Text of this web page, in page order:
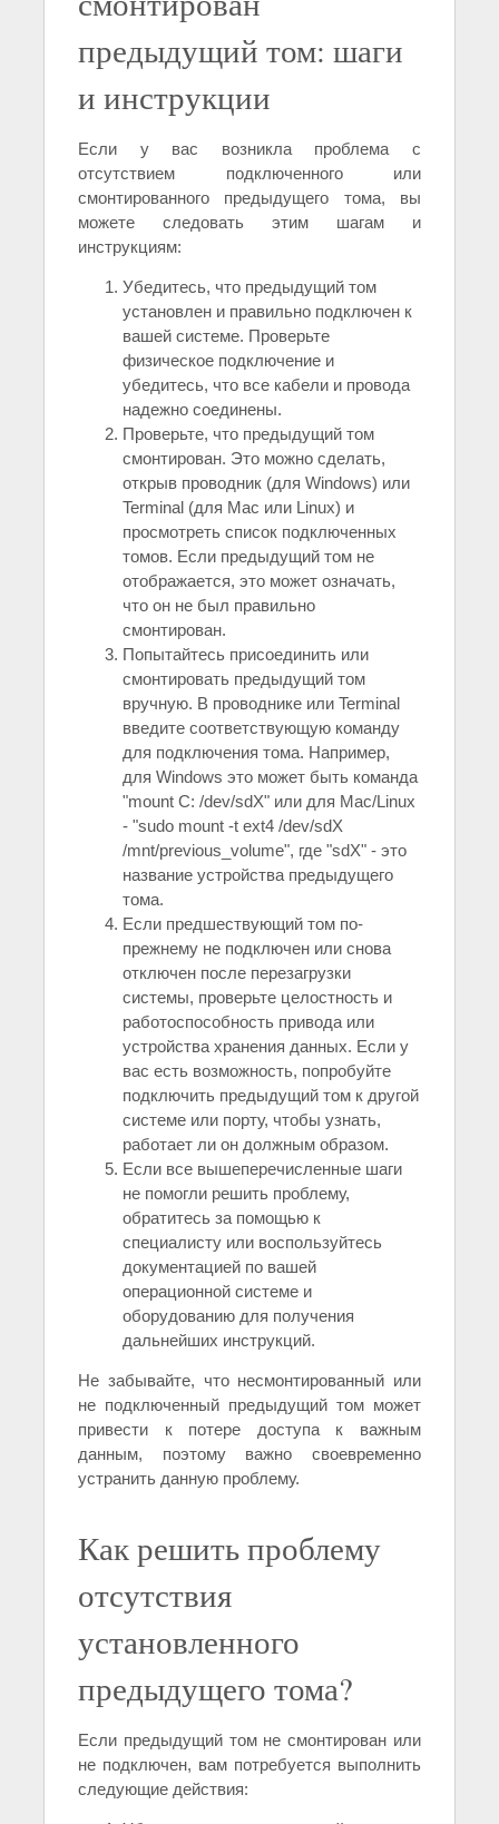
предыдущий том: шаги
и инструкции
Если у вас возникла проблема с
отсутствием подключенного или
смонтированного предыдущего тома, вы
можете следовать этим шагам и
инструкциям:
Убедитесь, что предыдущий том
установлен и правильно подключен к
вашей системе. Проверьте
физическое подключение и
убедитесь, что все кабели и провода
надежно соединены.
Проверьте, что предыдущий том
смонтирован. Это можно сделать,
открыв проводник (для Windows) или
Terminal (для Mac или Linux) и
просмотреть список подключенных
томов. Если предыдущий том не
отображается, это может означать,
что он не был правильно
смонтирован.
Попытайтесь присоединить или
смонтировать предыдущий том
вручную. В проводнике или Terminal
введите соответствующую команду
для подключения тома. Например,
для Windows это может быть команда
"mount C: /dev/sdX" или для Mac/Linux
- "sudo mount -t ext4 /dev/sdX
/mnt/previous_volume", где "sdX" - это
название устройства предыдущего
тома.
Если предшествующий том по-
прежнему не подключен или снова
отключен после перезагрузки
системы, проверьте целостность и
работоспособность привода или
устройства хранения данных. Если у
вас есть возможность, попробуйте
подключить предыдущий том к другой
системе или порту, чтобы узнать,
работает ли он должным образом.
Если все вышеперечисленные шаги
не помогли решить проблему,
обратитесь за помощью к
специалисту или воспользуйтесь
документацией по вашей
операционной системе и
оборудованию для получения
дальнейших инструкций.
Не забывайте, что несмонтированный или
не подключенный предыдущий том может
привести к потере доступа к важным
данным, поэтому важно своевременно
устранить данную проблему.
Как решить проблему
отсутствия
установленного
предыдущего тома?
Если предыдущий том не смонтирован или
не подключен, вам потребуется выполнить
следующие действия: